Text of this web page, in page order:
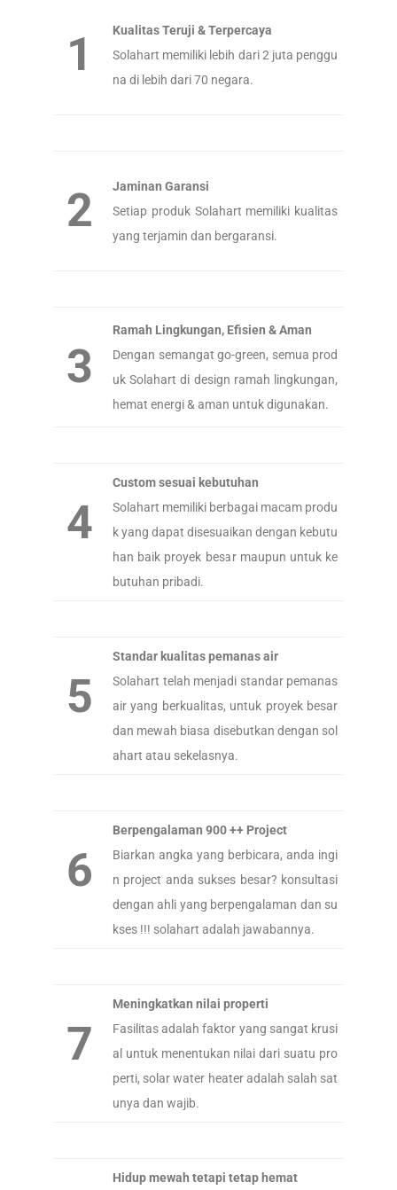
1
Kualitas Teruji & Terpercaya
Solahart memiliki lebih dari 2 juta penggu
na di lebih dari 70 negara.
2
Jaminan Garansi
Setiap produk Solahart memiliki kualitas
yang terjamin dan bergaransi.
3
Ramah Lingkungan, Efisien & Aman
Dengan semangat go-green, semua prod
uk Solahart di design ramah lingkungan,
hemat energi & aman untuk digunakan.
4
Custom sesuai kebutuhan
Solahart memiliki berbagai macam produ
k yang dapat disesuaikan dengan kebutu
han baik proyek besar maupun untuk ke
butuhan pribadi.
5
Standar kualitas pemanas air
Solahart telah menjadi standar pemanas
air yang berkualitas, untuk proyek besar
dan mewah biasa disebutkan dengan sol
ahart atau sekelasnya.
6
Berpengalaman 900 ++ Project
Biarkan angka yang berbicara, anda ingi
n project anda sukses besar? konsultasi
dengan ahli yang berpengalaman dan su
kses !!! solahart adalah jawabannya.
7
Meningkatkan nilai properti
Fasilitas adalah faktor yang sangat krusi
al untuk menentukan nilai dari suatu pro
perti, solar water heater adalah salah sat
unya dan wajib.
Hidup mewah tetapi tetap hemat